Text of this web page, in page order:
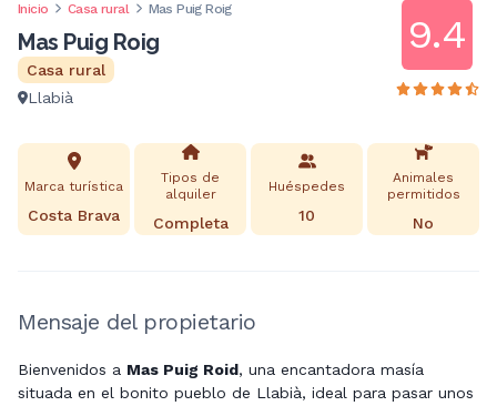
Inicio Casa rural Mas Puig Roig
Mas Puig Roig
Casa rural
Llabià
9.4
Marca turística
Costa Brava
Tipos de
alquiler
Completa
Huéspedes
10
Animales
permitidos
No
Mensaje del propietario
Bienvenidos a Mas Puig Roid, una encantadora masía
situada en el bonito pueblo de Llabià, ideal para pasar unos